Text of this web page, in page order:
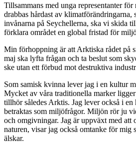
Tillsammans med unga representanter
drabbas hårdast av klimatförändringarna,
invånarna på Seychellerna, ska vi skida
förklara området en global fristad för
Min förhoppning är att Arktiska rådet på
maj ska lyfta frågan och ta beslut som
ske utan ett förbud mot destruktiva
Som samisk kvinna lever jag i en kultur
Mycket av våra traditionella marker
tillhör således Arktis. Jag lever också i
betraktas som miljöfrågor. Miljön rör ju
och omgivningar. Jag är uppväxt med att
naturen, visar jag också omtanke för mig
älskar.